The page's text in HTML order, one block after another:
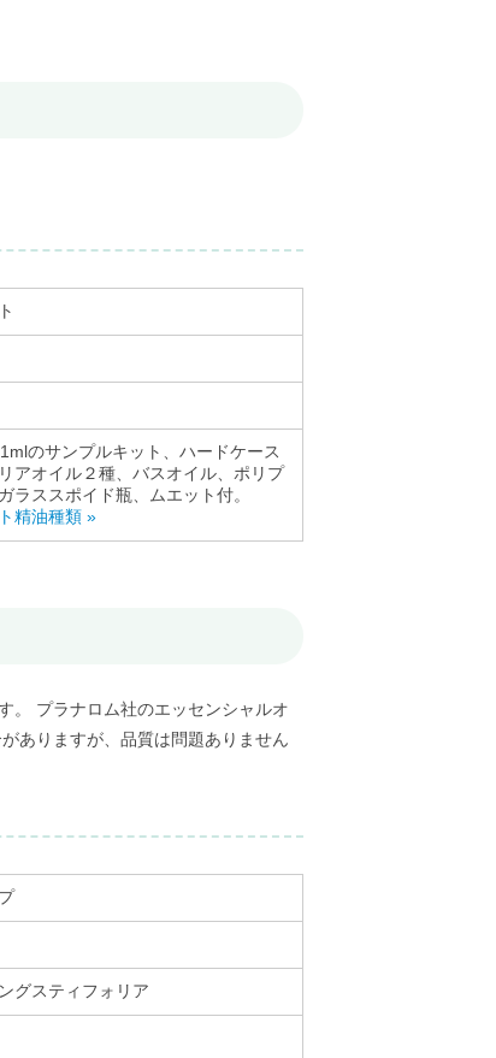
のサンプルキット、ハードケース
アオイル２種、バスオイル、ポリプ
ラススポイド瓶、ムエット付。
精油種類 »
。 プラナロム社のエッセンシャルオ
ありますが、品質は問題ありません
グスティフォリア